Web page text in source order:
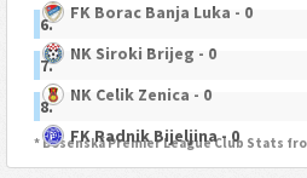
FK Borac Banja Luka - 0
6.
NK Siroki Brijeg - 0
7.
NK Celik Zenica - 0
8.
FK Radnik Bijeljina - 0
* Bosenská Premier League Club Stats